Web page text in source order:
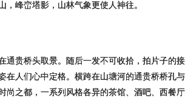
峰峦塔影，山林气象更使人神往。
通贵桥头取景。随后一发不可收拾，拍片子的
在人们心中定格。横跨在山塘河的通贵桥桥孔
尚之都，一系列风格各异的茶馆、酒吧、西餐厅